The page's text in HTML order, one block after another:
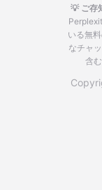
💡 ご存
いる無
なチャ
含